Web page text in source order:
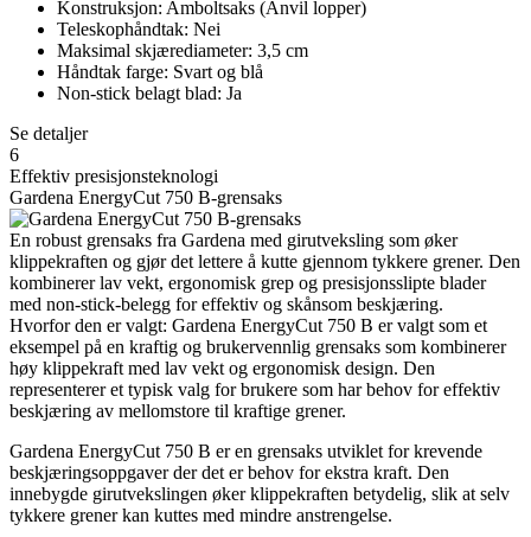
Konstruksjon: Amboltsaks (Anvil lopper)
Teleskophåndtak: Nei
Maksimal skjærediameter: 3,5 cm
Håndtak farge: Svart og blå
Non-stick belagt blad: Ja
Se detaljer
6
Effektiv presisjonsteknologi
Gardena EnergyCut 750 B-grensaks
En robust grensaks fra Gardena med girutveksling som øker
klippekraften og gjør det lettere å kutte gjennom tykkere grener. Den
kombinerer lav vekt, ergonomisk grep og presisjonsslipte blader
med non-stick-belegg for effektiv og skånsom beskjæring.
Hvorfor den er valgt: Gardena EnergyCut 750 B er valgt som et
eksempel på en kraftig og brukervennlig grensaks som kombinerer
høy klippekraft med lav vekt og ergonomisk design. Den
representerer et typisk valg for brukere som har behov for effektiv
beskjæring av mellomstore til kraftige grener.
Gardena EnergyCut 750 B er en grensaks utviklet for krevende
beskjæringsoppgaver der det er behov for ekstra kraft. Den
innebygde girutvekslingen øker klippekraften betydelig, slik at selv
tykkere grener kan kuttes med mindre anstrengelse.